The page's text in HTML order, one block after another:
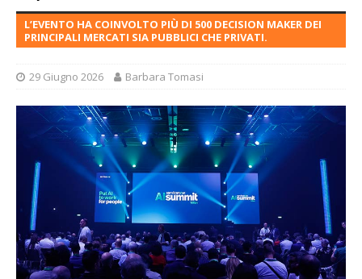
L’EVENTO HA COINVOLTO PIÙ DI 500 DECISION MAKER DEI
PRINCIPALI MERCATI SIA PUBBLICI CHE PRIVATI.
29 Giugno 2026 Barbara Tomasi